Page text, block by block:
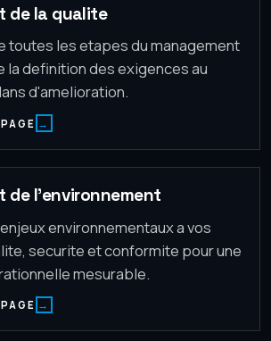
de la qualite
toutes les etapes du management
la definition des exigences au
d'amelioration.
de l'environnement
environnementaux a vos
securite et conformite pour une
mesurable.